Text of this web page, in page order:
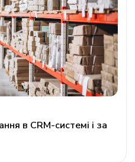
в CRM-системі і за